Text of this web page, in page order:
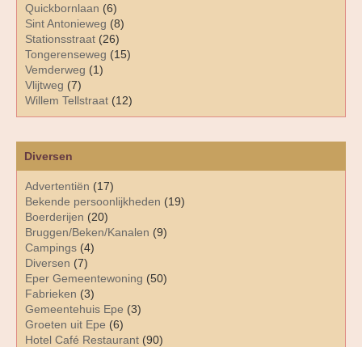
Diversen
Advertentiën (17)
Bekende persoonlijkheden (19)
Boerderijen (20)
Bruggen/Beken/Kanalen (9)
Campings (4)
Diversen (7)
Eper Gemeentewoning (50)
Fabrieken (3)
Gemeentehuis Epe (3)
Groeten uit Epe (6)
Hotel Café Restaurant (90)
Quickbornlaan (6)
Sint Antonieweg (8)
Stationsstraat (26)
Tongerenseweg (15)
Vemderweg (1)
Vlijtweg (7)
Willem Tellstraat (12)